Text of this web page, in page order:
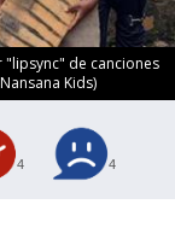
de canciones
Kids)
4 4